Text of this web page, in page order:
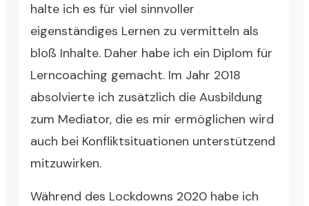
halte ich es für viel sinnvoller
eigenständiges Lernen zu vermitteln als
bloß Inhalte. Daher habe ich ein Diplom für
Lerncoaching gemacht. Im Jahr 2018
absolvierte ich zusätzlich die Ausbildung
zum Mediator, die es mir ermöglichen wird
auch bei Konfliktsituationen unterstützend
mitzuwirken.
Während des Lockdowns 2020 habe ich